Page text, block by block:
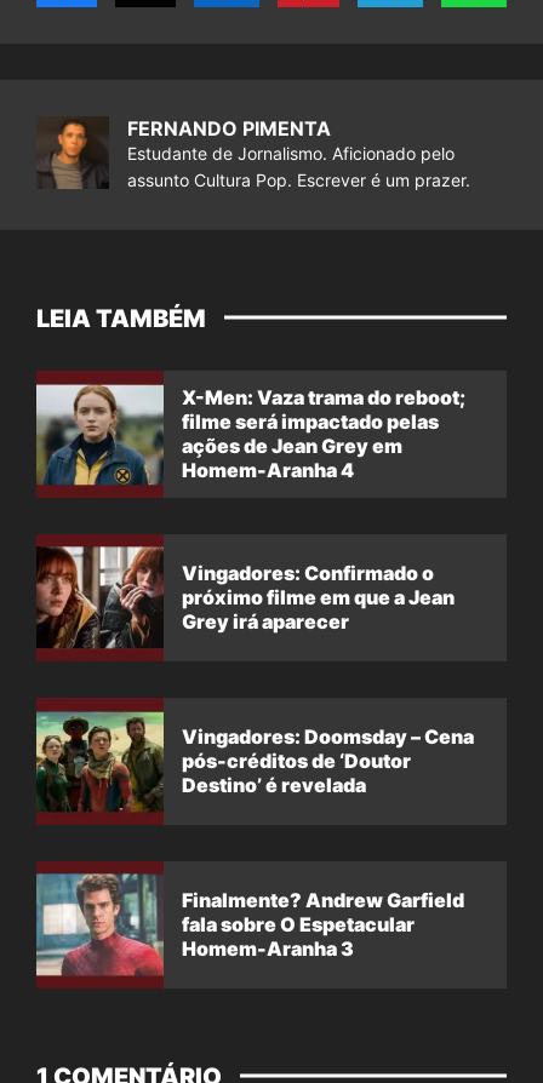
FERNANDO PIMENTA
Estudante de Jornalismo. Aficionado pelo
assunto Cultura Pop. Escrever é um prazer.
LEIA TAMBÉM
X-Men: Vaza trama do reboot;
filme será impactado pelas
ações de Jean Grey em
Homem-Aranha 4
Vingadores: Confirmado o
próximo filme em que a Jean
Grey irá aparecer
Vingadores: Doomsday – Cena
pós-créditos de ‘Doutor
Destino’ é revelada
Finalmente? Andrew Garfield
fala sobre O Espetacular
Homem-Aranha 3
1 COMENTÁRIO